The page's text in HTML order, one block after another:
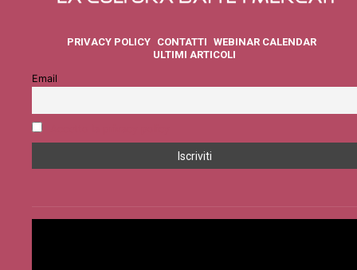
PRIVACY POLICY CONTATTI WEBINAR CALENDAR
ULTIMI ARTICOLI
Email